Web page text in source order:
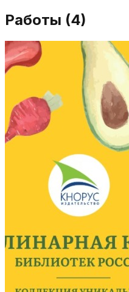
Работы (4)